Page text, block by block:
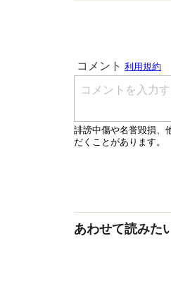
あわせて読みた